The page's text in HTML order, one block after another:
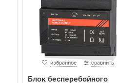
избранное сравнить
Блок бесперебойного